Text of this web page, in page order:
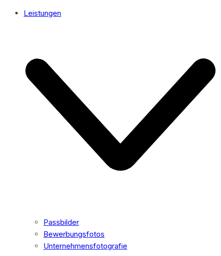
Leistungen
Passbilder
Bewerbungsfotos
Unternehmensfotografie